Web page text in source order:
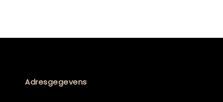
Adresgegevens